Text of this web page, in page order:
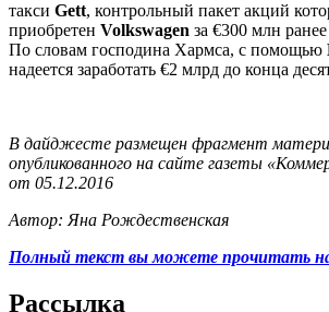
такси Gett, контрольный пакет акций
приобретен Volkswagen за €300 млн
По словам господина Хармса, с помощью
надеется заработать €2 млрд до конца
В дайджесте размещен фрагмент
опубликованного на сайте газеты
от 05.12.2016
Автор: Яна Рождественская
Полный текст вы можете прочитать
Рассылка